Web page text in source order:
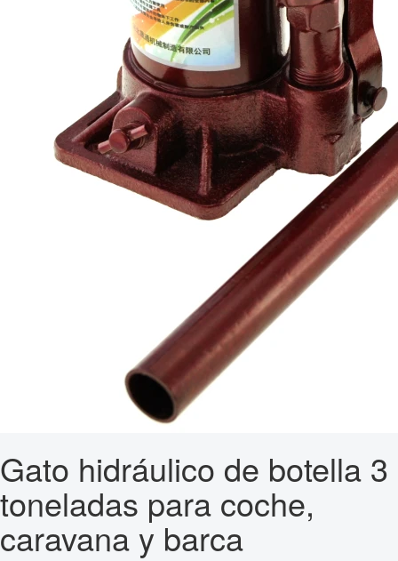
Gato hidráulico de botella 3
toneladas para coche,
caravana y barca